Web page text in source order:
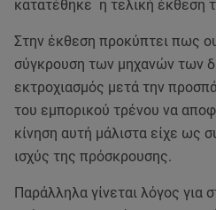
κατατέθηκε η τελική έκθεση
Στην έκθεση προκύπτει πως
σύγκρουση των μηχανών των
εκτροχιασμός μετά την
του εμπορικού τρένου να
κίνηση αυτή μάλιστα είχε ως
ισχύς της πρόσκρουσης.
Παράλληλα γίνεται λόγος για